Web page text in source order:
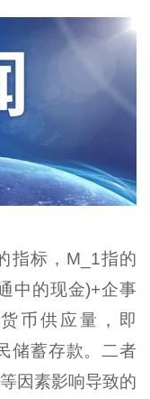
指标，M_1指的
中的现金)+企事
币供应量，即
储蓄存款。二者
因素影响导致的